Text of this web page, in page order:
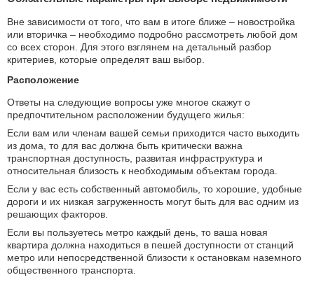
Вне зависимости от того, что вам в итоге ближе – новостройка
или вторичка – необходимо подробно рассмотреть любой дом
со всех сторон. Для этого взглянем на детальный разбор
критериев, которые определят ваш выбор.
Расположение
Ответы на следующие вопросы уже многое скажут о
предпочтительном расположении будущего жилья:
Если вам или членам вашей семьи приходится часто выходить
из дома, то для вас должна быть критически важна
транспортная доступность, развитая инфраструктура и
относительная близость к необходимым объектам города.
Если у вас есть собственный автомобиль, то хорошие, удобные
дороги и их низкая загруженность могут быть для вас одним из
решающих факторов.
Если вы пользуетесь метро каждый день, то ваша новая
квартира должна находиться в пешей доступности от станций
метро или непосредственной близости к остановкам наземного
общественного транспорта.